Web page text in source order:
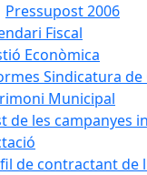
Pressupost 2006
Fiscal
Econòmica
Sindicatura de
Municipal
de les campanyes
de contractant de